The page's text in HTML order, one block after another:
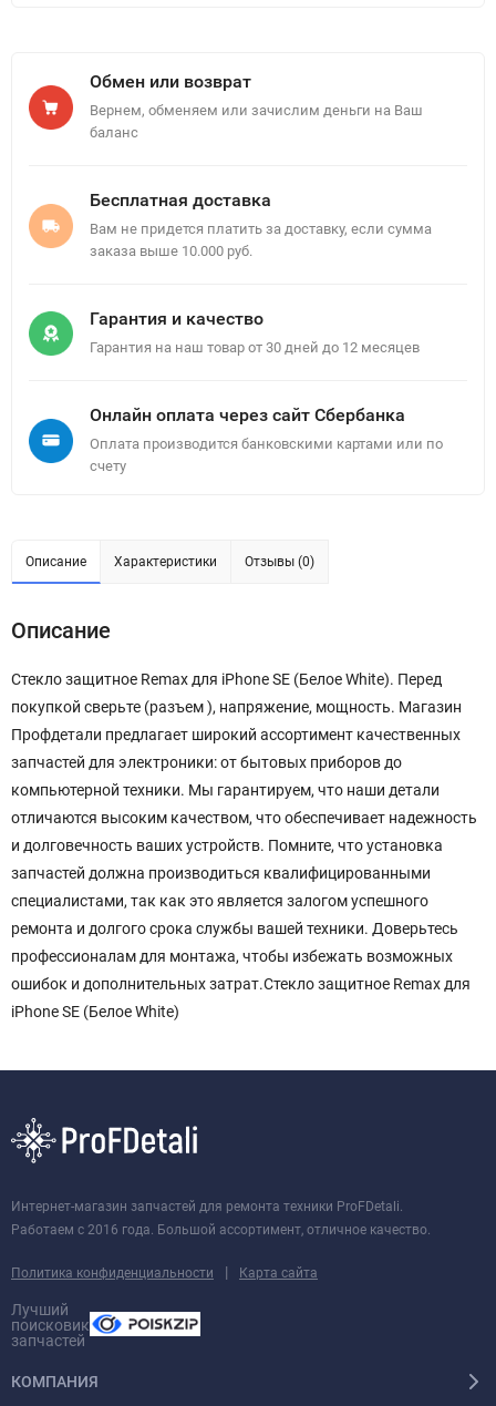
Обмен или возврат
Вернем, обменяем или зачислим деньги на Ваш
баланс
Бесплатная доставка
Вам не придется платить за доставку, если сумма
заказа выше 10.000 руб.
Гарантия и качество
Гарантия на наш товар от 30 дней до 12 месяцев
Онлайн оплата через сайт Сбербанка
Оплата производится банковскими картами или по
счету
Описание Характеристики Отзывы (0)
Описание
Стекло защитное Remax для iPhone SE (Белое White). Перед
покупкой сверьте (разъем ), напряжение, мощность. Магазин
Профдетали предлагает широкий ассортимент качественных
запчастей для электроники: от бытовых приборов до
компьютерной техники. Мы гарантируем, что наши детали
отличаются высоким качеством, что обеспечивает надежность
и долговечность ваших устройств. Помните, что установка
запчастей должна производиться квалифицированными
специалистами, так как это является залогом успешного
ремонта и долгого срока службы вашей техники. Доверьтесь
профессионалам для монтажа, чтобы избежать возможных
ошибок и дополнительных затрат.Стекло защитное Remax для
iPhone SE (Белое White)
Интернет-магазин запчастей для ремонта техники ProFDetali.
Работаем с 2016 года. Большой ассортимент, отличное качество.
Политика конфиденциальности | Карта сайта
Лучший
поисковик
запчастей
КОМПАНИЯ